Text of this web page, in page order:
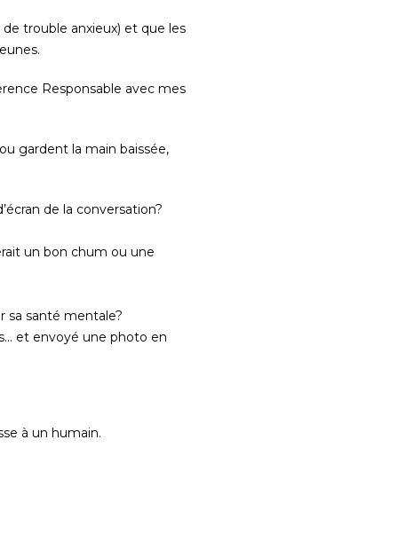
trouble anxieux) et que les
Responsable avec mes
gardent la main baissée,
de la conversation?
un bon chum ou une
sa santé mentale?
et envoyé une photo en
à un humain.